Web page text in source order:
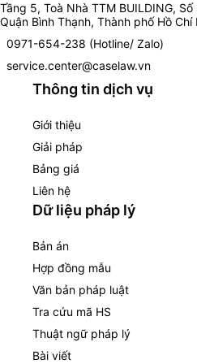
Tầng 5, Toà Nhà TTM BUILDING,
Quận Bình Thạnh, Thành phố Hồ Chí
0971-654-238 (Hotline/ Zalo)
service.center@caselaw.vn
Thông tin dịch vụ
Giới thiệu
Giải pháp
Bảng giá
Liên hệ
Dữ liệu pháp lý
Bản án
Hợp đồng mẫu
Văn bản pháp luật
Tra cứu mã HS
Thuật ngữ pháp lý
Bài viết